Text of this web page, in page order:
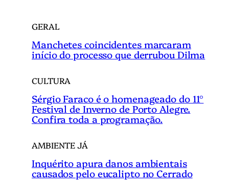
GERAL
Manchetes coincidentes marcaram
início do processo que derrubou Dilma
CULTURA
Sérgio Faraco é o homenageado do 11°
Festival de Inverno de Porto Alegre.
Confira toda a programação.
AMBIENTE JÁ
Inquérito apura danos ambientais
causados pelo eucalipto no Cerrado